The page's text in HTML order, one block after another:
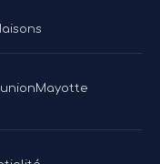
Mayotte